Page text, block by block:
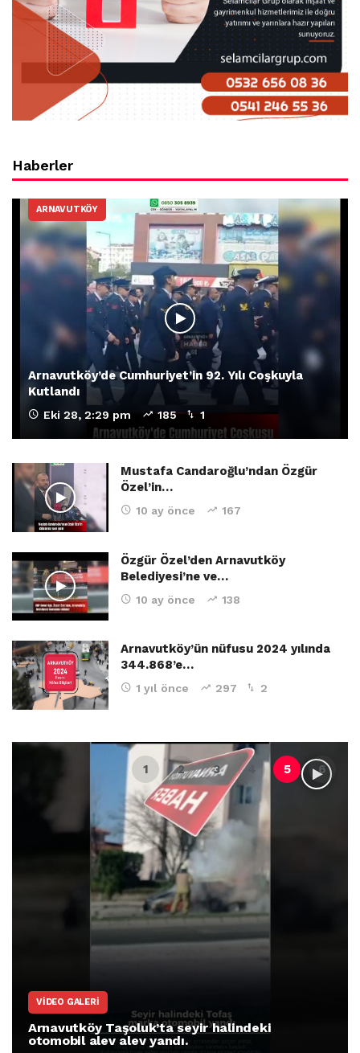
Haberler
ARNAVUTKÖY
Arnavutköy’de Cumhuriyet’in 92. Yılı Coşkuyla
Kutlandı
Eki 28, 2:29 pm 185 1
Mustafa Candaroğlu’ndan Özgür
Özel’in…
10 ay önce 167
Özgür Özel’den Arnavutköy
Belediyesi’ne ve…
10 ay önce 138
Arnavutköy’ün nüfusu 2024 yılında
344.868’e…
1 yıl önce 297 2
VIDEO GALERI
Arnavutköy Taşoluk’ta seyir halindeki
otomobil alev alev yandı.